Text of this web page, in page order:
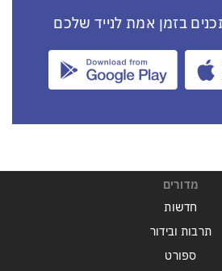
בזמן אמת לנייד שלכם
מדורים
חדשות
תרבות ובידור
ספורט